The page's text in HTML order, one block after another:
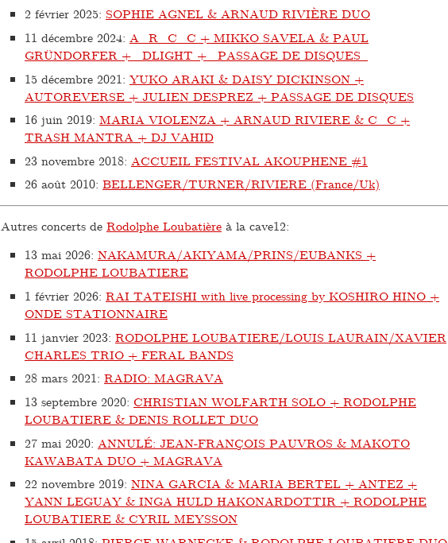
2 février 2025: SOPHIE AGNEL & ARNAUD RIVIÈRE DUO
11 décembre 2024: A_R_C_C + MIKKO SAVELA & PAUL
GRÜNDORFER + DLIGHT + PASSAGE DE DISQUES
15 décembre 2021: YUKO ARAKI & DAISY DICKINSON +
AUTOREVERSE + JULIEN DESPREZ + PASSAGE DE DISQUES
16 juin 2019: MARIA VIOLENZA + ARNAUD RIVIERE & C_C +
TRASH MANTRA + DJ VAHID
23 novembre 2018: ACCUEIL FESTIVAL AKOUPHENE #1
26 août 2010: BELLENGER/TURNER/RIVIERE (France/Uk)
Autres concerts de Rodolphe Loubatière à la cave12:
13 mai 2026: NAKAMURA/AKIYAMA/PRINS/EUBANKS +
RODOLPHE LOUBATIERE
1 février 2026: RAI TATEISHI with live processing by KOSHIRO HINO +
ONDE STATIONNAIRE
11 janvier 2023: RODOLPHE LOUBATIERE/LOUIS LAURAIN/XAVIER
CHARLES TRIO + FERAL BANDS
28 mars 2021: RADIO: MAGRAVA
13 septembre 2020: CHRISTIAN WOLFARTH SOLO + RODOLPHE
LOUBATIERE & DENIS ROLLET DUO
27 mai 2020: ANNULÉ: JEAN-FRANÇOIS PAUVROS & MAKOTO
KAWABATA DUO + MAGRAVA
22 novembre 2019: NINA GARCIA & MARIA BERTEL + ANTEZ +
YANN LEGUAY & INGA HULD HAKONARDOTTIR + RODOLPHE
LOUBATIERE & CYRIL MEYSSON